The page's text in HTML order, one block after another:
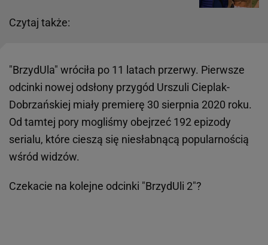
Czytaj także:
"BrzydUla" wróciła po 11 latach przerwy. Pierwsze
odcinki nowej odsłony przygód Urszuli Cieplak-
Dobrzańskiej miały premierę 30 sierpnia 2020 roku.
Od tamtej pory mogliśmy obejrzeć 192 epizody
serialu, które cieszą się niesłabnącą popularnością
wśród widzów.
Czekacie na kolejne odcinki "BrzydUli 2"?